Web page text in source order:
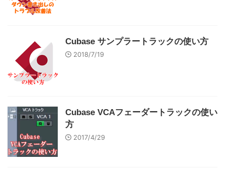
Cubase サンプラートラックの使い方
2018/7/19
Cubase VCAフェーダートラックの使い
方
2017/4/29